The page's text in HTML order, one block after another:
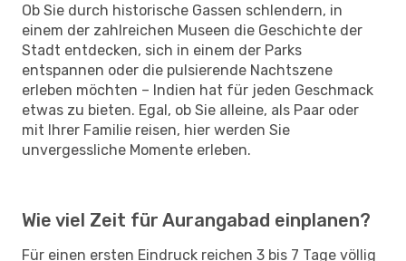
Ob Sie durch historische Gassen schlendern, in
einem der zahlreichen Museen die Geschichte der
Stadt entdecken, sich in einem der Parks
entspannen oder die pulsierende Nachtszene
erleben möchten – Indien hat für jeden Geschmack
etwas zu bieten. Egal, ob Sie alleine, als Paar oder
mit Ihrer Familie reisen, hier werden Sie
unvergessliche Momente erleben.
Wie viel Zeit für Aurangabad einplanen?
Für einen ersten Eindruck reichen 3 bis 7 Tage völlig